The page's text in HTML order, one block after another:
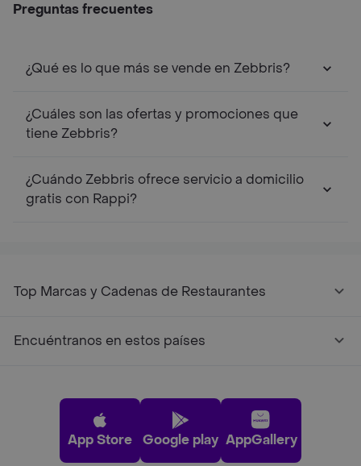
Preguntas frecuentes
¿Qué es lo que más se vende en Zebbris?
¿Cuáles son las ofertas y promociones que
tiene Zebbris?
¿Cuándo Zebbris ofrece servicio a domicilio
gratis con Rappi?
Top Marcas y Cadenas de Restaurantes
Encuéntranos en estos países
App Store Google play AppGallery